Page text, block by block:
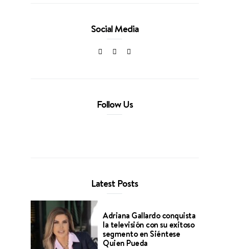
Social Media
Follow Us
Latest Posts
Adriana Gallardo conquista
la televisión con su exitoso
segmento en Siéntese
Quien Pueda